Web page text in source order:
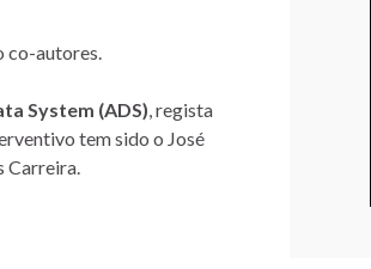
co-autores.
System (ADS), regista
tem sido o José
Carreira.